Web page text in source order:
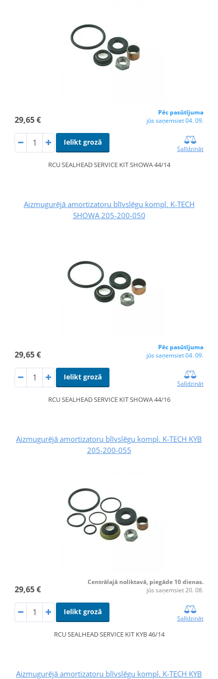
29,65 €
Pēc pasūtījuma
jūs saņemsiet 04. 09.
Ielikt grozā
Salīdzināt
RCU SEALHEAD SERVICE KIT SHOWA 44/14
Aizmugurējā amortizatoru blīvslēgu kompl. K-TECH
SHOWA 205-200-050
29,65 €
Pēc pasūtījuma
jūs saņemsiet 04. 09.
Ielikt grozā
Salīdzināt
RCU SEALHEAD SERVICE KIT SHOWA 44/16
Aizmugurējā amortizatoru blīvslēgu kompl. K-TECH KYB
205-200-055
29,65 €
Centrālajā noliktavā, piegāde 10 dienas.
jūs saņemsiet 20. 08.
Ielikt grozā
Salīdzināt
RCU SEALHEAD SERVICE KIT KYB 46/14
Aizmugurējā amortizatoru blīvslēgu kompl. K-TECH KYB